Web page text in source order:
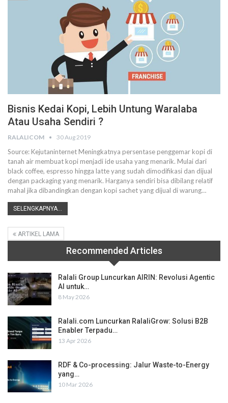
Bisnis Kedai Kopi, Lebih Untung Waralaba
Atau Usaha Sendiri ?
RALALICOM 30 Aug 2019
Source: Kejutaninternet Meningkatnya persentase penggemar kopi di
tanah air membuat kopi menjadi ide usaha yang menarik. Mulai dari
black coffee, espresso hingga latte yang sudah dimodifikasi dan dijual
dengan packaging yang menarik. Harganya sendiri bisa dibilang relatif
mahal jika dibandingkan dengan kopi sachet yang dijual di warung…
SELENGKAPNYA...
ARTIKEL LAMA
Recommended Articles
Ralali Group Luncurkan AIRIN: Revolusi Agentic
AI untuk…
8 May 2026
Ralali.com Luncurkan RalaliGrow: Solusi B2B
Enabler Terpadu…
13 Apr 2026
RDF & Co-processing: Jalur Waste-to-Energy
yang…
10 Mar 2026